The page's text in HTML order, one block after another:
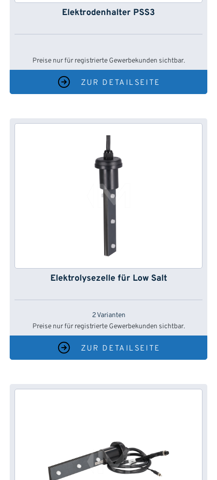
Elektrodenhalter PSS3
Preise nur für registrierte Gewerbekunden sichtbar.
ZUR DETAILSEITE
Elektrolysezelle für Low Salt
2 Varianten
Preise nur für registrierte Gewerbekunden sichtbar.
ZUR DETAILSEITE